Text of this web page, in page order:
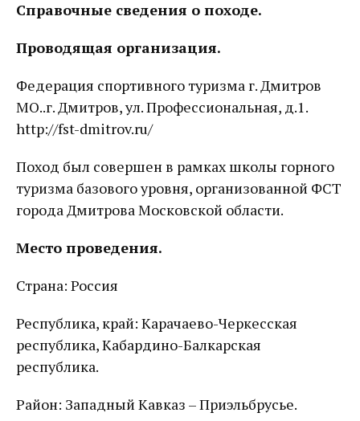
Справочные сведения о походе.
Проводящая организация.
Федерация спортивного туризма г. Дмитров
МО..г. Дмитров, ул. Профессиональная, д.1.
http://fst-dmitrov.ru/
Поход был совершен в рамках школы горного
туризма базового уровня, организованной ФСТ
города Дмитрова Московской области.
Место проведения.
Страна: Россия
Республика, край: Карачаево-Черкесская
республика, Кабардино-Балкарская
республика.
Район: Западный Кавказ – Приэльбрусье.